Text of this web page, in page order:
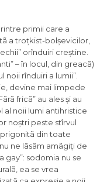
primii care a
a troțkist-bolșevicilor,
orînduiri creștine.
– în locul, din greacã)
noii rînduiri a lumii”.
devine mai limpede
fricã” au ales și au
al noii lumi antihristice
noștri peste stîrvul
prigonitã din toate
ne lãsãm amãgiți de
sodomia nu se
ea se vrea